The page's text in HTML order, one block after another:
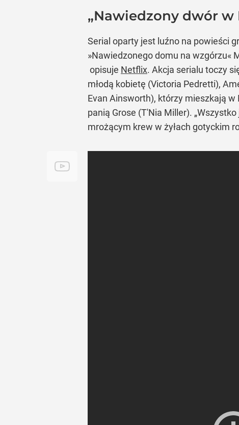
„Nawiedzony dwór w
Serial oparty jest luźno na powieści
»Nawiedzonego domu na wzgórzu«
opisuje Netflix. Akcja serialu toczy
młodą kobietę (Victoria Pedretti),
Evan Ainsworth), którzy mieszkają
panią Grose (T'Nia Miller).
mrożącym krew w żyłach gotyckim